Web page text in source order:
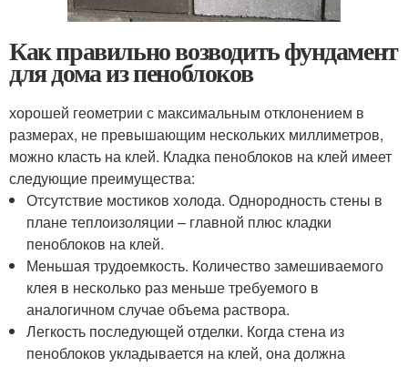
Как правильно возводить фундамент
для дома из пеноблоков
хорошей геометрии с максимальным отклонением в
размерах, не превышающим нескольких миллиметров,
можно класть на клей. Кладка пеноблоков на клей имеет
следующие преимущества:
Отсутствие мостиков холода. Однородность стены в
плане теплоизоляции – главной плюс кладки
пеноблоков на клей.
Меньшая трудоемкость. Количество замешиваемого
клея в несколько раз меньше требуемого в
аналогичном случае объема раствора.
Легкость последующей отделки. Когда стена из
пеноблоков укладывается на клей, она должна